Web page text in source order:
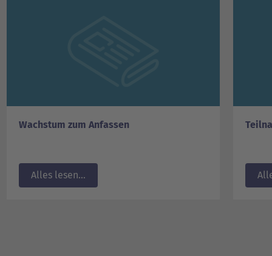
Wachstum zum Anfassen
Alles lesen...